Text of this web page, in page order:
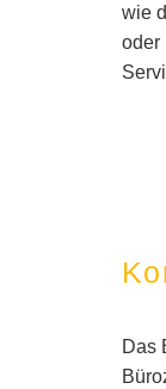
wie
oder
Das